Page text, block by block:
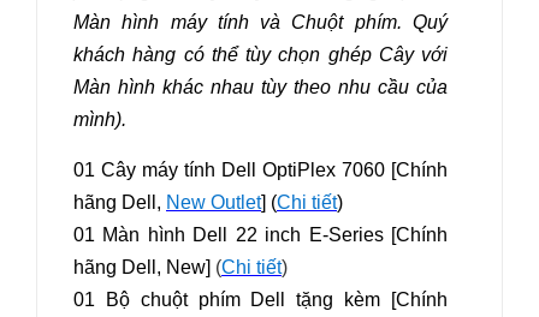
Màn hình máy tính và Chuột phím. Quý
khách hàng có thể tùy chọn ghép Cây với
Màn hình khác nhau tùy theo nhu cầu của
mình).
01 Cây máy tính Dell OptiPlex 7060 [Chính
hãng Dell, New Outlet] (Chi tiết)
01 Màn hình Dell 22 inch E-Series [Chính
hãng Dell, New] (Chi tiết)
01 Bộ chuột phím Dell tặng kèm [Chính